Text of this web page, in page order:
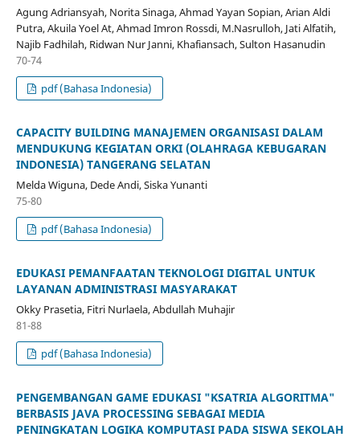
Agung Adriansyah, Norita Sinaga, Ahmad Yayan Sopian, Arian Aldi
Putra, Akuila Yoel At, Ahmad Imron Rossdi, M.Nasrulloh, Jati Alfatih,
Najib Fadhilah, Ridwan Nur Janni, Khafiansach, Sulton Hasanudin
70-74
pdf (Bahasa Indonesia)
CAPACITY BUILDING MANAJEMEN ORGANISASI DALAM
MENDUKUNG KEGIATAN ORKI (OLAHRAGA KEBUGARAN
INDONESIA) TANGERANG SELATAN
Melda Wiguna, Dede Andi, Siska Yunanti
75-80
pdf (Bahasa Indonesia)
EDUKASI PEMANFAATAN TEKNOLOGI DIGITAL UNTUK
LAYANAN ADMINISTRASI MASYARAKAT
Okky Prasetia, Fitri Nurlaela, Abdullah Muhajir
81-88
pdf (Bahasa Indonesia)
PENGEMBANGAN GAME EDUKASI "KSATRIA ALGORITMA"
BERBASIS JAVA PROCESSING SEBAGAI MEDIA
PENINGKATAN LOGIKA KOMPUTASI PADA SISWA SEKOLAH